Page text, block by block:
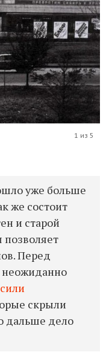
1 из 5
уже больше
же состоит
и старой
позволяет
Перед
скрыли
дальше дело